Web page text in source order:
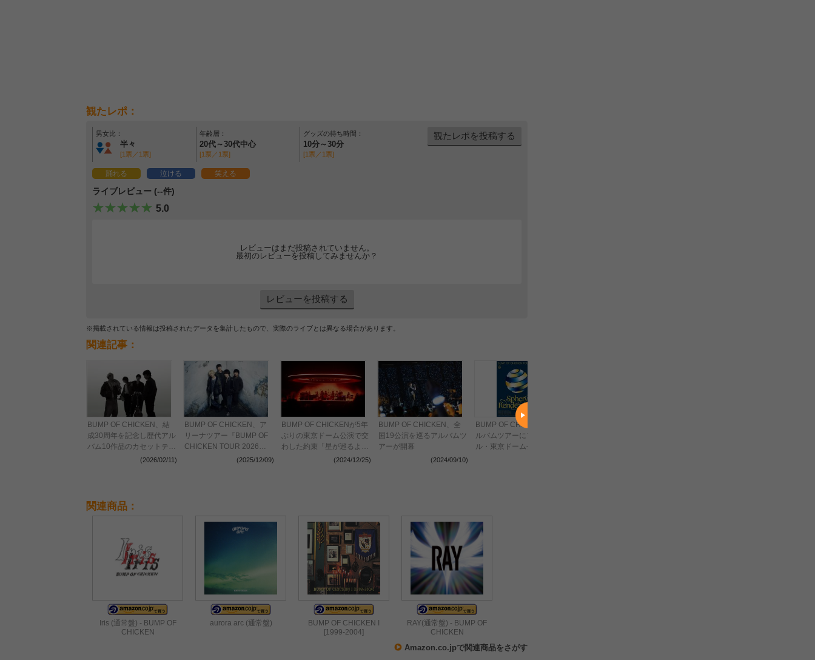
観たレポ：
男女比：
半々
[1票／1票]
年齢層：
20代～30代中心
[1票／1票]
グッズの待ち時間：
10分～30分
[1票／1票]
観たレポを投稿する
踊れる 泣ける 笑える
ライブレビュー (--件)
5.0
レビューはまだ投稿されていません。
最初のレビューを投稿してみませんか？
レビューを投稿する
※掲載されている情報は投稿されたデータを集計したもので、実際のライブとは異なる場合があります。
関連記事：
BUMP OF CHICKEN、結
成30周年を記念し歴代アル
バム10作品のカセットテー
プをリリース決定 ツアー
(2026/02/11)
BUMP OF CHICKEN、ア
リーナツアー『BUMP OF
CHICKEN TOUR 2026』
(2025/12/09)
BUMP OF CHICKENが5年
ぶりの東京ドーム公演で交
わした約束「星が巡るよう
に、生きていればいつかま
(2024/12/25)
BUMP OF CHICKEN、全
国19公演を巡るアルバムツ
アーが開幕
(2024/09/10)
BUMP OF CHICKEN、ア
ルバムツアーにファイナ
ル・東京ドーム公演2days
関連商品：
Iris (通常盤) - BUMP OF
CHICKEN
aurora arc (通常盤)
BUMP OF CHICKEN I
[1999-2004]
RAY(通常盤) - BUMP OF
CHICKEN
Amazon.co.jpで関連商品をさがす